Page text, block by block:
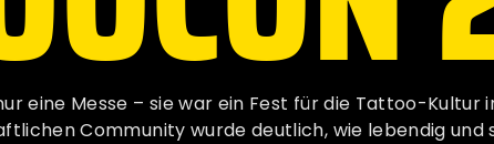
eine Messe – sie war ein Fest für die Tattoo-
Community wurde deutlich, wie lebendig